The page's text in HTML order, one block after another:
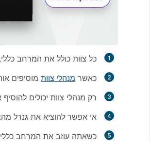
כל צוות כולל את המרחב כללי
כאשר מנהלי צוות מוסיפים
רק מנהלי צוות יכולים
אי אפשר להוציא את גנרל
כשאתה עוזב את המרחב כללי